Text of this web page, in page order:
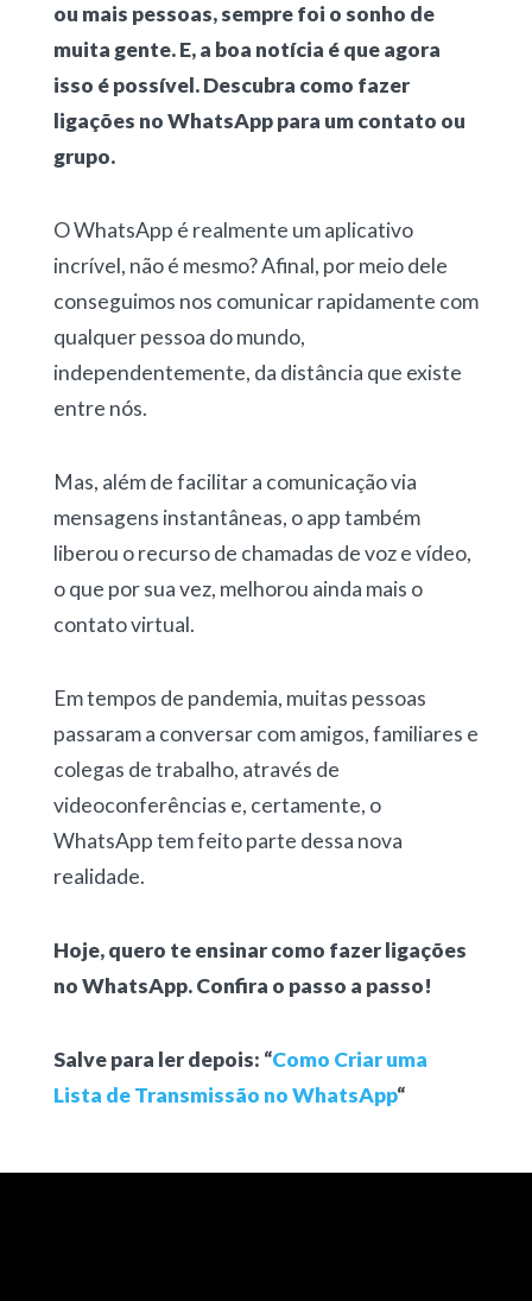
ou mais pessoas, sempre foi o sonho de
muita gente. E, a boa notícia é que agora
isso é possível. Descubra como fazer
ligações no WhatsApp para um contato ou
grupo.
O WhatsApp é realmente um aplicativo
incrível, não é mesmo? Afinal, por meio dele
conseguimos nos comunicar rapidamente com
qualquer pessoa do mundo,
independentemente, da distância que existe
entre nós.
Mas, além de facilitar a comunicação via
mensagens instantâneas, o app também
liberou o recurso de chamadas de voz e vídeo,
o que por sua vez, melhorou ainda mais o
contato virtual.
Em tempos de pandemia, muitas pessoas
passaram a conversar com amigos, familiares e
colegas de trabalho, através de
videoconferências e, certamente, o
WhatsApp tem feito parte dessa nova
realidade.
Hoje, quero te ensinar como fazer ligações
no WhatsApp. Confira o passo a passo!
Salve para ler depois: “Como Criar uma
Lista de Transmissão no WhatsApp“